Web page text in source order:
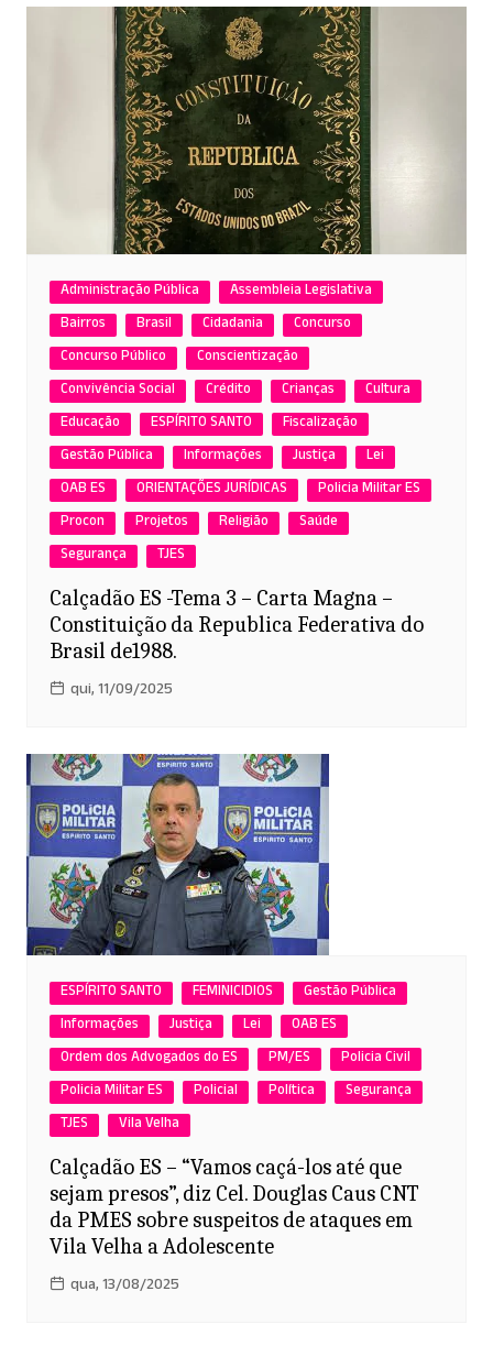
Administração Pública
Assembleia Legislativa
Bairros
Brasil Cidadania
Concurso
Concurso Público
Conscientização
Convivência Social
Crédito Crianças
Cultura
Educação
ESPÍRITO SANTO
Fiscalização
Gestão Pública
Informações Justiça
Lei
OAB ES
ORIENTAÇÕES JURÍDICAS
Policia Militar ES
Procon
Projetos Religião
Saúde
Segurança
TJES
Calçadão ES -Tema 3 – Carta Magna –
Constituição da Republica Federativa do
Brasil de1988.
qui, 11/09/2025
ESPÍRITO SANTO FEMINICIDIOS
Gestão Pública
Informações
Justiça Lei
OAB ES
Ordem dos Advogados do ES
PM/ES
Policia Civil
Policia Militar ES
Policial Política
Segurança
TJES
Vila Velha
Calçadão ES – “Vamos caçá-los até que
sejam presos”, diz Cel. Douglas Caus CNT
da PMES sobre suspeitos de ataques em
Vila Velha a Adolescente
qua, 13/08/2025